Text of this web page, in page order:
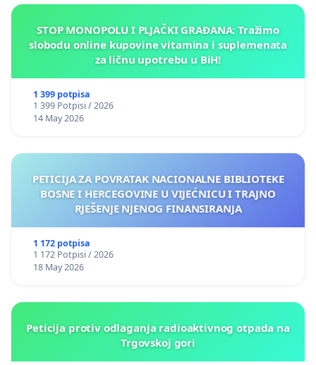
STOP MONOPOLU I PLJAČKI GRAĐANA: Tražimo
slobodu online kupovine vitamina i suplemenata
za ličnu upotrebu u BiH!
1 399 potpisa
1 399 Potpisi / 2026
14 May 2026
PETICIJA ZA POVRATAK NACIONALNE BIBLIOTEKE
BOSNE I HERCEGOVINE U VIJEĆNICU I TRAJNO
RJEŠENJE NJENOG FINANSIRANJA
1 172 potpisa
1 172 Potpisi / 2026
18 May 2026
Peticija protiv odlaganja radioaktivnog otpada na
Trgovskoj gori